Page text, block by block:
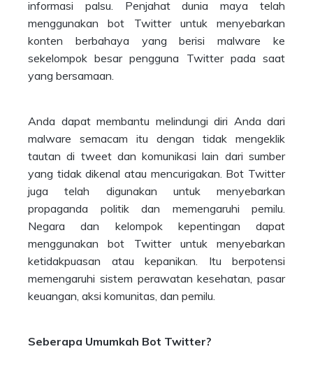
informasi palsu. Penjahat dunia maya telah
menggunakan bot Twitter untuk menyebarkan
konten berbahaya yang berisi malware ke
sekelompok besar pengguna Twitter pada saat
yang bersamaan.
Anda dapat membantu melindungi diri Anda dari
malware semacam itu dengan tidak mengeklik
tautan di tweet dan komunikasi lain dari sumber
yang tidak dikenal atau mencurigakan. Bot Twitter
juga telah digunakan untuk menyebarkan
propaganda politik dan memengaruhi pemilu.
Negara dan kelompok kepentingan dapat
menggunakan bot Twitter untuk menyebarkan
ketidakpuasan atau kepanikan. Itu berpotensi
memengaruhi sistem perawatan kesehatan, pasar
keuangan, aksi komunitas, dan pemilu.
Seberapa Umumkah Bot Twitter?